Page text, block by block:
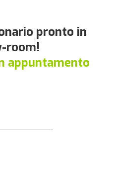
pronto in
room!
appuntamento